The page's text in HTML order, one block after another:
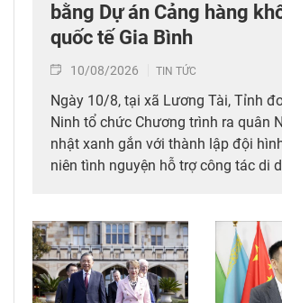
bằng Dự án Cảng hàng
quốc tế Gia Bình
10/08/2026 TIN TỨC
Ngày 10/8, tại xã Lương Tài, Tỉnh
Ninh tổ chức Chương trình ra quân
nhật xanh gắn với thành lập đội
niên tình nguyện hỗ trợ công tác di